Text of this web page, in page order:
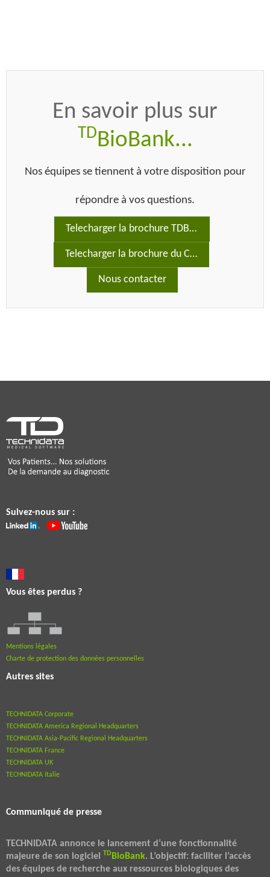
En savoir plus sur
TDBioBank...
Nos équipes se tiennent à votre disposition pour
répondre à vos questions.
Telecharger la brochure TDBioBank
Telecharger la brochure du Catalogue Virtuel
Nous contacter
Suivez-nous sur :
Vous êtes perdus ?
Mentions légales
Charte de protection des données personnelles
Autres sites
TECHNIDATA Corporate
TECHNIDATA America Regional Headquarters
TECHNIDATA Asia-Pacific Regional Headquarters
TECHNIDATA France
TECHNIDATA UK
TECHNIDATA Italie
Communiqué de presse
TECHNIDATA annonce le lancement d’une fonctionnalité
majeure de son logiciel TDBioBank. L’objectif: faciliter l’accès
des équipes de recherche aux ressources biologiques des